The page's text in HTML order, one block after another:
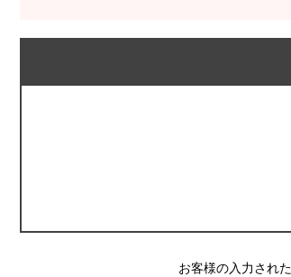
お客様の入力され